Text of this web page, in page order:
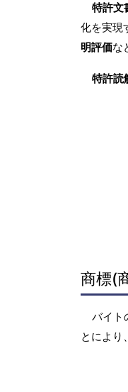
特許文
化を実現
明評価な
特許読
商標(
バイト
とにより